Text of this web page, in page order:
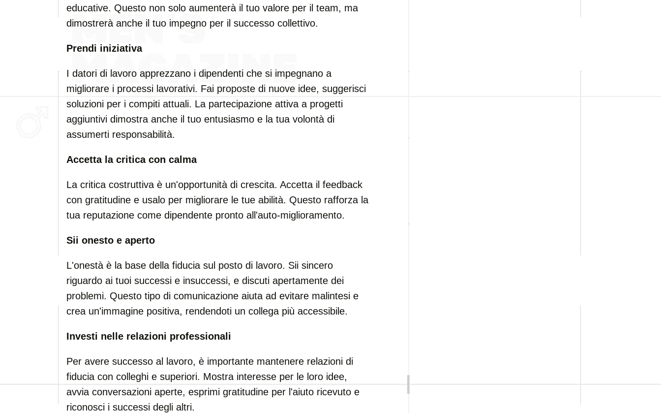
educative. Questo non solo aumenterà il tuo valore per il team, ma
dimostrerà anche il tuo impegno per il successo collettivo.
Prendi iniziativa
I datori di lavoro apprezzano i dipendenti che si impegnano a
migliorare i processi lavorativi. Fai proposte di nuove idee, suggerisci
soluzioni per i compiti attuali. La partecipazione attiva a progetti
aggiuntivi dimostra anche il tuo entusiasmo e la tua volontà di
assumerti responsabilità.
Accetta la critica con calma
La critica costruttiva è un'opportunità di crescita. Accetta il feedback
con gratitudine e usalo per migliorare le tue abilità. Questo rafforza la
tua reputazione come dipendente pronto all'auto-miglioramento.
Sii onesto e aperto
L'onestà è la base della fiducia sul posto di lavoro. Sii sincero
riguardo ai tuoi successi e insuccessi, e discuti apertamente dei
problemi. Questo tipo di comunicazione aiuta ad evitare malintesi e
crea un'immagine positiva, rendendoti un collega più accessibile.
Investi nelle relazioni professionali
Per avere successo al lavoro, è importante mantenere relazioni di
fiducia con colleghi e superiori. Mostra interesse per le loro idee,
avvia conversazioni aperte, esprimi gratitudine per l'aiuto ricevuto e
riconosci i successi degli altri.